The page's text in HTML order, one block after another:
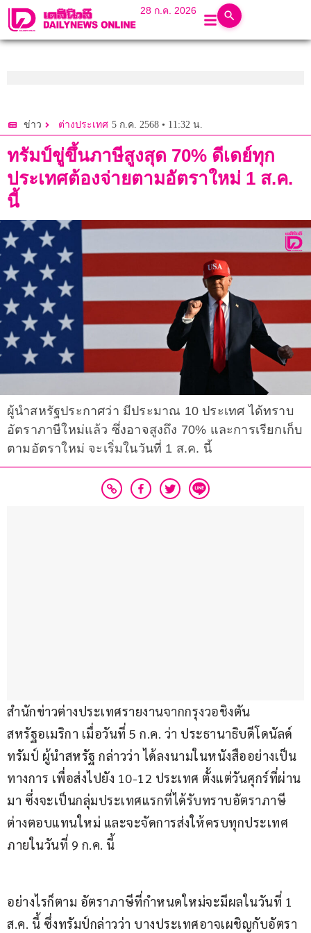
28 ก.ค. 2026
ข่าว ต่างประเทศ 5 ก.ค. 2568 • 11:32 น.
ทรัมป์ขู่ขึ้นภาษีสูงสุด 70% ดีเดย์ทุก
ประเทศต้องจ่ายตามอัตราใหม่ 1 ส.ค.
นี้
ผู้นำสหรัฐประกาศว่า มีประมาณ 10 ประเทศ ได้ทราบ
อัตราภาษีใหม่แล้ว ซึ่งอาจสูงถึง 70% และการเรียกเก็บ
ตามอัตราใหม่ จะเริ่มในวันที่ 1 ส.ค. นี้
สำนักข่าวต่างประเทศรายงานจากกรุงวอชิงตัน
สหรัฐอเมริกา เมื่อวันที่ 5 ก.ค. ว่า ประธานาธิบดีโดนัลด์
ทรัมป์ ผู้นำสหรัฐ กล่าวว่า ได้ลงนามในหนังสืออย่างเป็น
ทางการ เพื่อส่งไปยัง 10-12 ประเทศ ตั้งแต่วันศุกร์ที่ผ่าน
มา ซึ่งจะเป็นกลุ่มประเทศแรกที่ได้รับทราบอัตราภาษี
ต่างตอบแทนใหม่ และจะจัดการส่งให้ครบทุกประเทศ
ภายในวันที่ 9 ก.ค. นี้
อย่างไรก็ตาม อัตราภาษีที่กำหนดใหม่จะมีผลในวันที่ 1
ส.ค. นี้ ซึ่งทรัมป์กล่าวว่า บางประเทศอาจเผชิญกับอัตรา